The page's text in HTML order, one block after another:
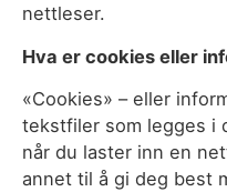
nettleser.
Hva er cookies eller
«Cookies» – eller
tekstfiler som legges i
når du laster inn en
annet til å gi deg best